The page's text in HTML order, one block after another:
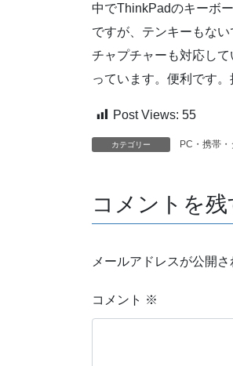
中でThinkPadのキーボ
ですが、テンキーもな
チャプチャーも対応し
っています。便利です
Post Views: 55
カテゴリー PC・携帯・
コメントを残
メールアドレスが公開
コメント ※